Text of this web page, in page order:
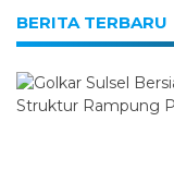
BERITA TERBARU